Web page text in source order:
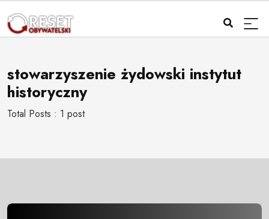
stowarzyszenie żydowski instytut
historyczny
Total Posts : 1 post